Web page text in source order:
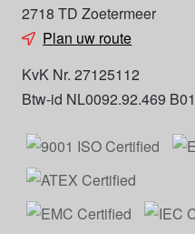
2718 TD Zoetermeer
Plan uw route
KvK Nr. 27125112
Btw-id NL0092.92.469 B01